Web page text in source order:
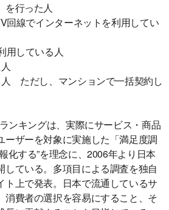
を行った人
回線でインターネットを利用してい
用している人
ただし、マンションで一括契約し
ンキングは、実際にサービス・商品
ーザーを対象に実施した「満足度調
化する”を理念に、2006年より日本
している。多項目による調査を独自
ト上で発表。日本で流通しているサ
消費者の選択を容易にすること、そ